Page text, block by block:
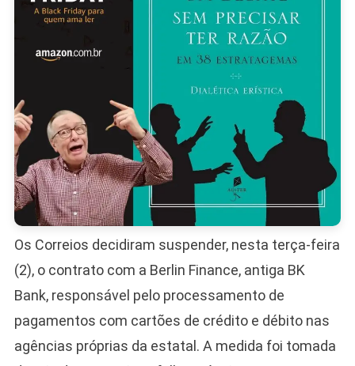
Os Correios decidiram suspender, nesta terça-feira
(2), o contrato com a Berlin Finance, antiga BK
Bank, responsável pelo processamento de
pagamentos com cartões de crédito e débito nas
agências próprias da estatal. A medida foi tomada